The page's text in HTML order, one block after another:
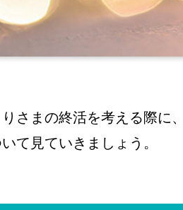
さまの終活を考える際に
て見ていきましょう。